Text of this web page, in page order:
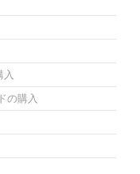
入
の購入